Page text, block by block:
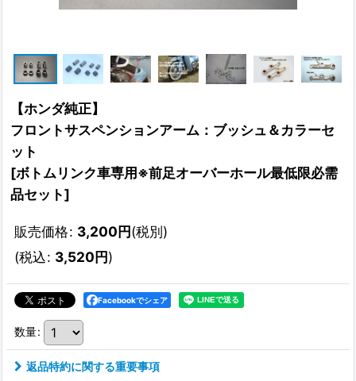
【ホンダ純正】
フロントサスペンションアーム：ブッシュ＆カラーセ
ット
[ボトムリンク車専用※前足オーバーホール最低限必需
品セット]
販売価格: 3,200円(税別)
(税込: 3,520円)
Facebookでシェア
数量:
返品特約に関する重要事項